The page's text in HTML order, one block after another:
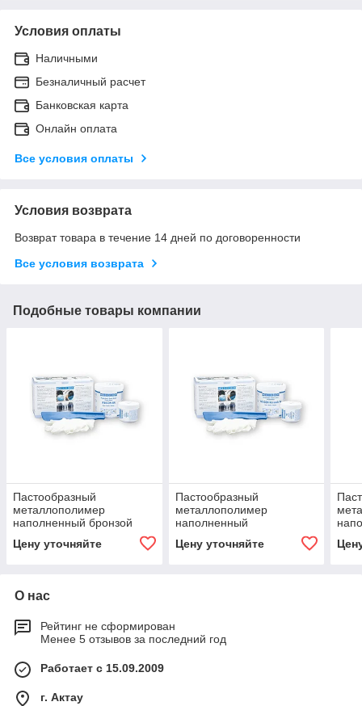
Условия оплаты
Наличными
Безналичный расчет
Банковская карта
Онлайн оплата
Все условия оплаты
Условия возврата
Возврат товара в течение 14 дней по договоренности
Все условия возврата
Подобные товары компании
Пастообразный
металлополимер
наполненный бронзой
Цену уточняйте
Пастообразный
металлополимер
наполненный
Ceramik W (500 гр)
Цену уточняйте
О нас
Рейтинг не сформирован
Менее 5 отзывов за последний год
Работает с 15.09.2009
г. Актау